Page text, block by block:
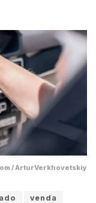
/ ArturVerkhovetskiy
venda